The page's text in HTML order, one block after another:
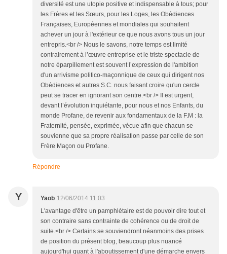
diversité est une utopie positive et indispensable à tous; pour
les Frères et les Sœurs, pour les Loges, les Obédiences
Françaises, Européennes et mondiales qui souhaitent
achever un jour à l'extérieur ce que nous avons tous un jour
entrepris.<br /> Nous le savons, notre temps est limité
contrairement à l’œuvre entreprise et le triste spectacle de
notre éparpillement est souvent l’expression de l'ambition
d'un arrivisme politico-maçonnique de ceux qui dirigent nos
Obédiences et autres S.C. nous faisant croire qu'un cercle
peut se tracer en ignorant son centre.<br /> Il est urgent,
devant l’évolution inquiétante, pour nous et nos Enfants, du
monde Profane, de revenir aux fondamentaux de la F.M : la
Fraternité, pensée, exprimée, vécue afin que chacun se
souvienne que sa propre réalisation passe par celle de son
Frère Maçon ou Profane.
Répondre
Y Yaob 12/06/2014 11:03
L'avantage d'être un pamphlétaire est de pouvoir dire tout et
son contraire sans contrainte de cohérence ou de droit de
suite.<br /> Certains se souviendront néanmoins des prises
de position du présent blog, beaucoup plus nuancé
aujourd'hui quant à l'aboutissement d'une démarche envers